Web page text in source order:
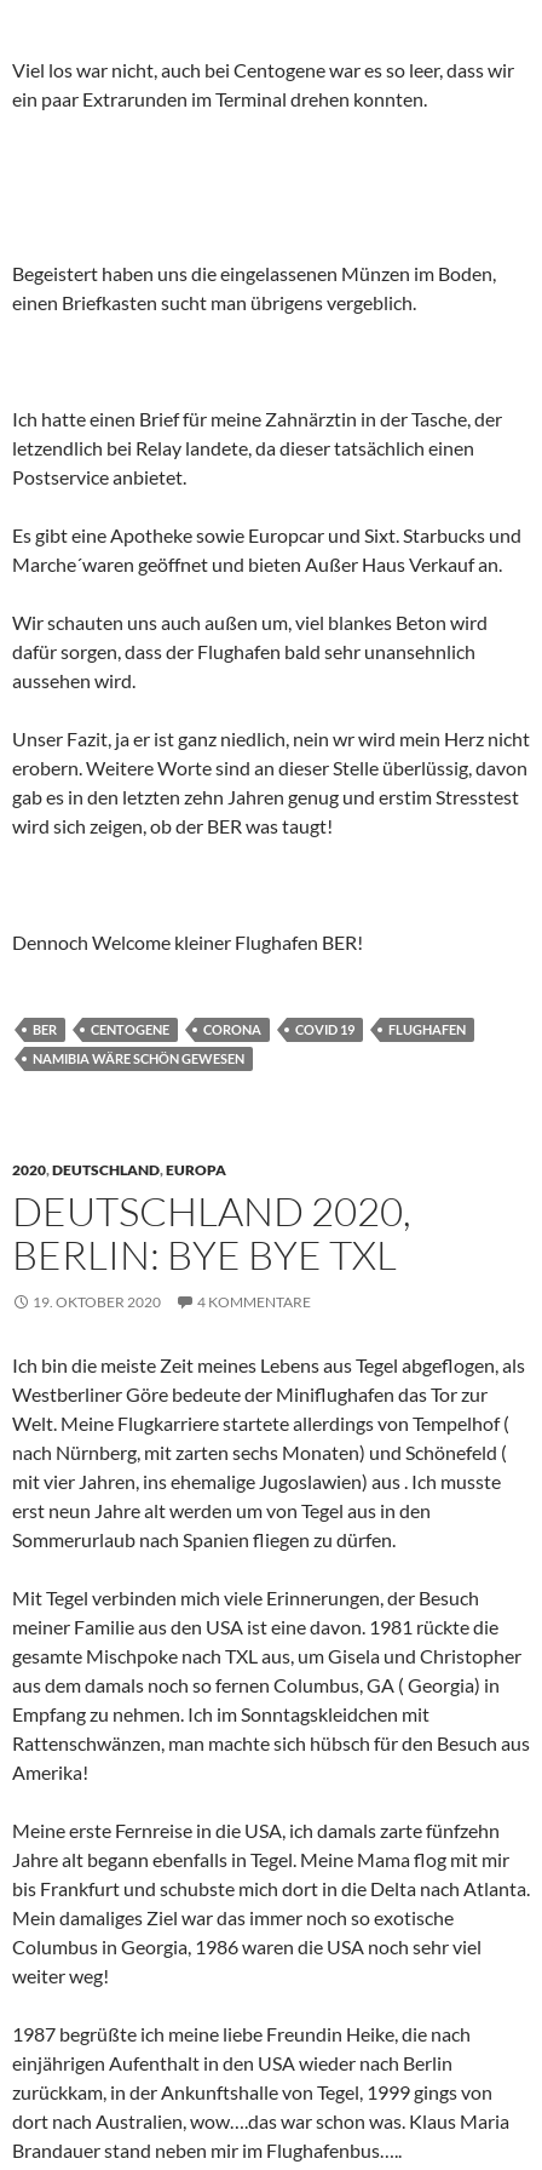
Viel los war nicht, auch bei Centogene war es so leer, dass wir
ein paar Extrarunden im Terminal drehen konnten.
Begeistert haben uns die eingelassenen Münzen im Boden,
einen Briefkasten sucht man übrigens vergeblich.
Ich hatte einen Brief für meine Zahnärztin in der Tasche, der
letzendlich bei Relay landete, da dieser tatsächlich einen
Postservice anbietet.
Es gibt eine Apotheke sowie Europcar und Sixt. Starbucks und
Marche´waren geöffnet und bieten Außer Haus Verkauf an.
Wir schauten uns auch außen um, viel blankes Beton wird
dafür sorgen, dass der Flughafen bald sehr unansehnlich
aussehen wird.
Unser Fazit, ja er ist ganz niedlich, nein wr wird mein Herz nicht
erobern. Weitere Worte sind an dieser Stelle überlüssig, davon
gab es in den letzten zehn Jahren genug und erstim Stresstest
wird sich zeigen, ob der BER was taugt!
Dennoch Welcome kleiner Flughafen BER!
BER CENTOGENE CORONA COVID 19
FLUGHAFEN
NAMIBIA WÄRE SCHÖN GEWESEN
2020,DEUTSCHLAND,EUROPA
DEUTSCHLAND 2020,
BERLIN: BYE BYE TXL
19. OKTOBER 2020 4 KOMMENTARE
Ich bin die meiste Zeit meines Lebens aus Tegel abgeflogen, als
Westberliner Göre bedeute der Miniflughafen das Tor zur
Welt. Meine Flugkarriere startete allerdings von Tempelhof (
nach Nürnberg, mit zarten sechs Monaten) und Schönefeld (
mit vier Jahren, ins ehemalige Jugoslawien) aus . Ich musste
erst neun Jahre alt werden um von Tegel aus in den
Sommerurlaub nach Spanien fliegen zu dürfen.
Mit Tegel verbinden mich viele Erinnerungen, der Besuch
meiner Familie aus den USA ist eine davon. 1981 rückte die
gesamte Mischpoke nach TXL aus, um Gisela und Christopher
aus dem damals noch so fernen Columbus, GA ( Georgia) in
Empfang zu nehmen. Ich im Sonntagskleidchen mit
Rattenschwänzen, man machte sich hübsch für den Besuch aus
Amerika!
Meine erste Fernreise in die USA, ich damals zarte fünfzehn
Jahre alt begann ebenfalls in Tegel. Meine Mama flog mit mir
bis Frankfurt und schubste mich dort in die Delta nach Atlanta.
Mein damaliges Ziel war das immer noch so exotische
Columbus in Georgia, 1986 waren die USA noch sehr viel
weiter weg!
1987 begrüßte ich meine liebe Freundin Heike, die nach
einjährigen Aufenthalt in den USA wieder nach Berlin
zurückkam, in der Ankunftshalle von Tegel, 1999 gings von
dort nach Australien, wow….das war schon was. Klaus Maria
Brandauer stand neben mir im Flughafenbus…..